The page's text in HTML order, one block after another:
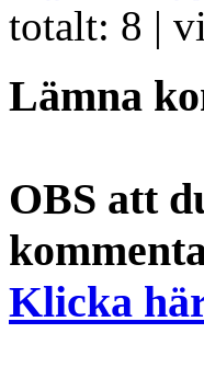
totalt: 8 |
Lämna
OBS att
Klicka